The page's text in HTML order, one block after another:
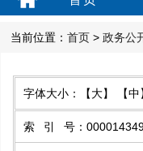
当前位置： 首页 > 政务公
字体大小： 【大】 【中
索引号 ：